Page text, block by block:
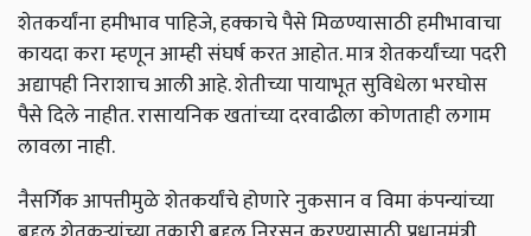
शेतकर्यांना हमीभाव पाहिजे, हक्काचे पैसे मिळण्यासाठी हमीभावाचा
कायदा करा म्हणून आम्ही संघर्ष करत आहोत. मात्र शेतकर्यांच्या पदरी
अद्यापही निराशाच आली आहे. शेतीच्या पायाभूत सुविधेला भरघोस
पैसे दिले नाहीत. रासायनिक खतांच्या दरवाढीला कोणताही लगाम
लावला नाही.
नैसर्गिक आपत्तीमुळे शेतकर्यांचे होणारे नुकसान व विमा कंपन्यांच्या